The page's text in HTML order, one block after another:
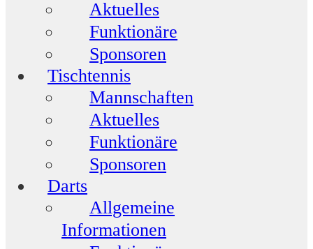
Aktuelles
Funktionäre
Sponsoren
Tischtennis
Mannschaften
Aktuelles
Funktionäre
Sponsoren
Darts
Allgemeine
Informationen